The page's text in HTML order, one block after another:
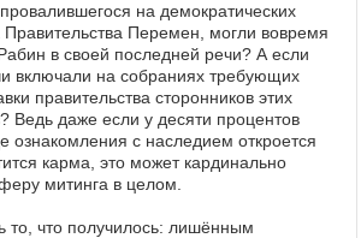
на демократических
Перемен, могли вовремя
в своей последней речи? А если
включали на собраниях требующих
правительства сторонников этих
Ведь даже если у десяти процентов
ознакомления с наследием откроется
карма, это может кардинально
митинга в целом.
то, что получилось: лишённым